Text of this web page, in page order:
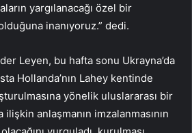
yargılanacağı özel bir
inanıyoruz.” dedi.
Leyen, bu hafta sonu Ukrayna’da
Hollanda’nın Lahey kentinde
yönelik uluslararası bir
anlaşmanın imzalanmasının